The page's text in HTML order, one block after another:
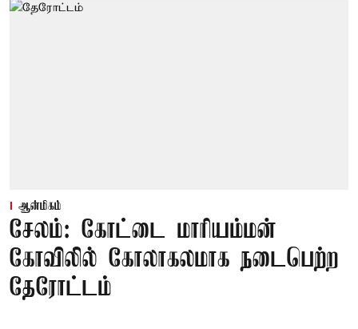
ஆன்மிகம்
சேலம்: கோட்டை மாரியம்மன்
கோவிலில் கோலாகலமாக நடைபெற்ற
தேரோட்டம்